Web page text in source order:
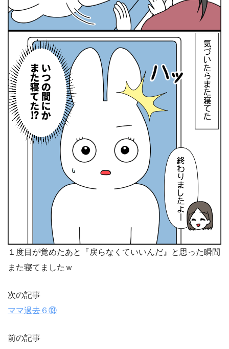
１度目が覚めたあと『戻らなくていいんだ』と思った瞬間
また寝てましたｗ
次の記事
ママ過去６⑬
前の記事